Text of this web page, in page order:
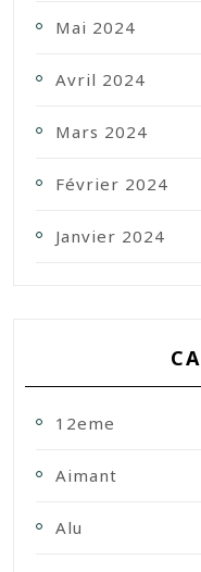
Mai 2024
Avril 2024
Mars 2024
Février 2024
Janvier 2024
12eme
Aimant
Alu